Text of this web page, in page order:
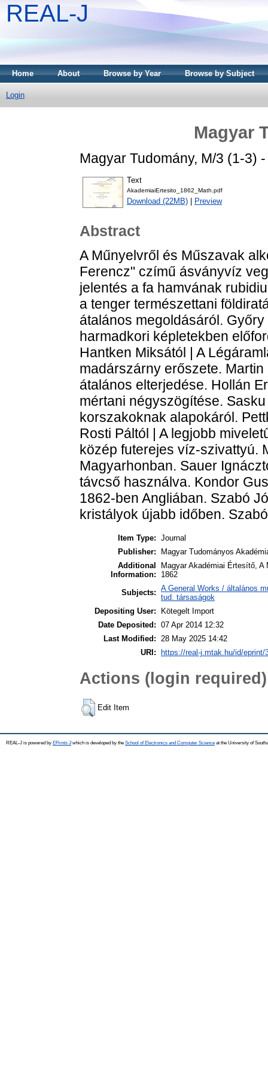
REAL-J
Home About Browse by Year Browse by Subject
Login
Magyar
Magyar Tudomány, M/3 (1-3)
Text
AkademiaiErtesito_1862_Math.pdf
Download (22MB) Preview
Abstract
A Műnyelvről és Műszavak
Ferencz" czímű ásványvíz
jelentés a fa hamvának
a tenger természettani
átalános megoldásáról.
harmadkori képletekben
Hantken Miksától | A
madárszárny erőszete.
átalános elterjedése. Hollán
mértani négyszögítése.
korszakoknak alapokáról.
Rosti Páltól | A legjobb
közép futerejes víz-szivattyú.
Magyarhonban. Sauer
távcső használva. Kondor
1862-ben Angliában. Szabó
kristályok újabb időben.
Item Type: Journal
Publisher:
Magyar Tudományos
Additional
Information:
Magyar Akadémiai Értesítő,
1862
Subjects: A General Works / általános
tud. társaságok
Depositing User:
Kötegelt Import
Date Deposited: 07 Apr 2014 12:32
Last Modified:
28 May 2025 14:42
URI: https://real-j.mtak.hu/id/eprint/
Actions (login required)
Edit Item
REAL-J is powered by EPrints 3which is developed by the School of Electronics and Computer Science at the University of